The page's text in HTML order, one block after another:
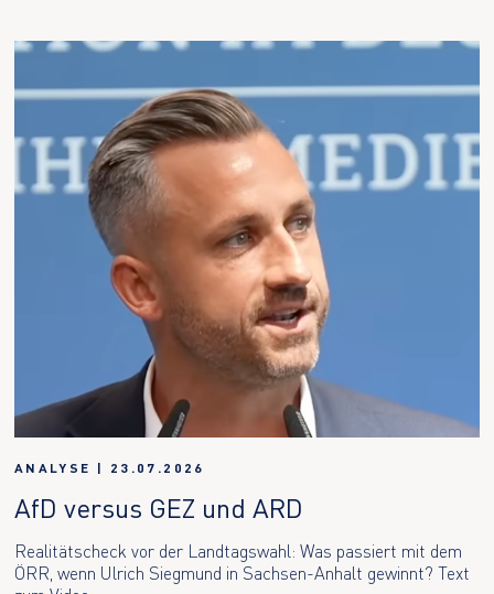
ANALYSE | 23.07.2026
AfD versus GEZ und ARD
Realitätscheck vor der Landtagswahl: Was passiert mit dem
ÖRR, wenn Ulrich Siegmund in Sachsen-Anhalt gewinnt? Text